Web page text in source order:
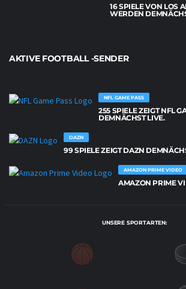
16 SPIELE VON LOS
WERDEN
AKTIVE FOOTBALL -SENDER
NFL GAME PASS
255 SPIELE ZEIGT NFL
DEMNÄCHST LIVE.
DAZN
99 SPIELE ZEIGT DAZN
AMAZON PRIME VIDEO
AMAZON PRIME
UNSERE SPORTARTEN: